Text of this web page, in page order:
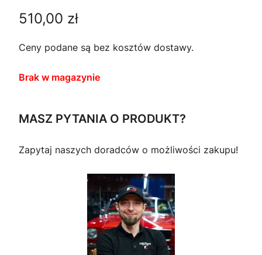
510,00 zł
Ceny podane są bez kosztów dostawy.
Brak w magazynie
MASZ PYTANIA O PRODUKT?
Zapytaj naszych doradców o możliwości zakupu!